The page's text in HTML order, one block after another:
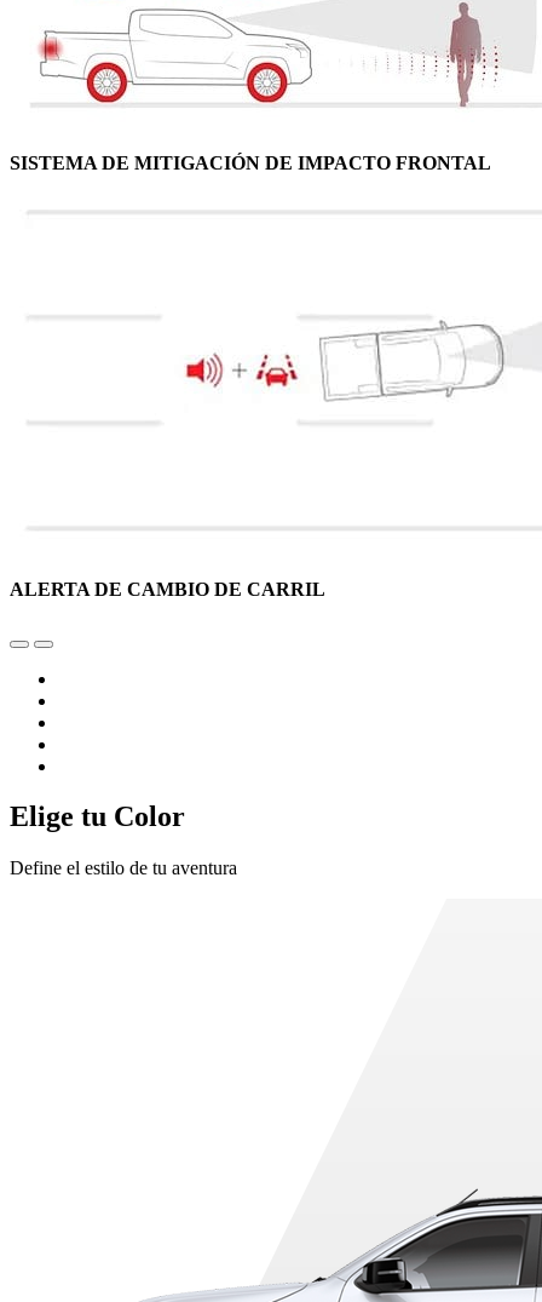
SISTEMA DE MITIGACIÓN DE IMPACTO FRONTAL
ALERTA DE CAMBIO DE CARRIL
Elige tu Color
Define el estilo de tu aventura